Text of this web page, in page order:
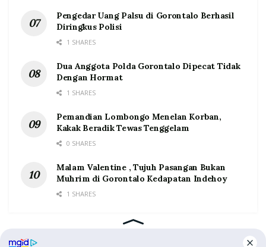
Pengedar Uang Palsu di Gorontalo Berhasil
Diringkus Polisi
1 SHARES
Dua Anggota Polda Gorontalo Dipecat Tidak
Dengan Hormat
1 SHARES
Pemandian Lombongo Menelan Korban,
Kakak Beradik Tewas Tenggelam
0 SHARES
Malam Valentine , Tujuh Pasangan Bukan
Muhrim di Gorontalo Kedapatan Indehoy
1 SHARES